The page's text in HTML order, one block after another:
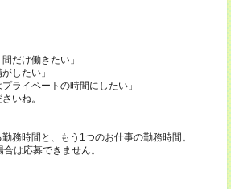
だけ働きたい」
したい」
ライベートの時間にしたい」
いね。
務時間と、もう1つのお仕事の勤務時間。
は応募できません。